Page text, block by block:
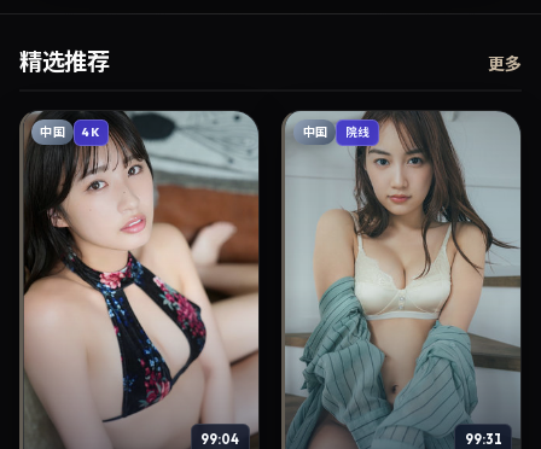
精选推荐 更多
中国 4K
99:04
中国 院线
99:31